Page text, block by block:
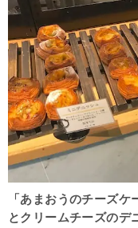
「あまおうのチーズ
とクリームチーズのデ